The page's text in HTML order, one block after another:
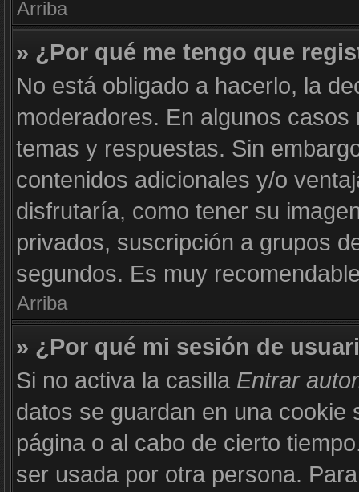
Arriba
» ¿Por qué me tengo que
No está obligado a hacerlo, la
moderadores. En algunos
temas y respuestas. Sin
contenidos adicionales y/o
disfrutaría, como tener su
privados, suscripción a grupos
segundos. Es muy
Arriba
» ¿Por qué mi sesión de
Si no activa la casilla Entrar
datos se guardan en una cookie
página o al cabo de cierto
ser usada por otra persona.